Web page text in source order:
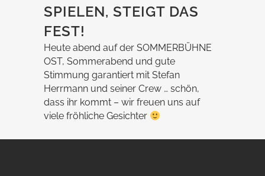
SPIELEN, STEIGT DAS
FEST!
Heute abend auf der SOMMERBÜHNE
OST, Sommerabend und gute
Stimmung garantiert mit Stefan
Herrmann und seiner Crew … schön,
dass ihr kommt – wir freuen uns auf
viele fröhliche Gesichter